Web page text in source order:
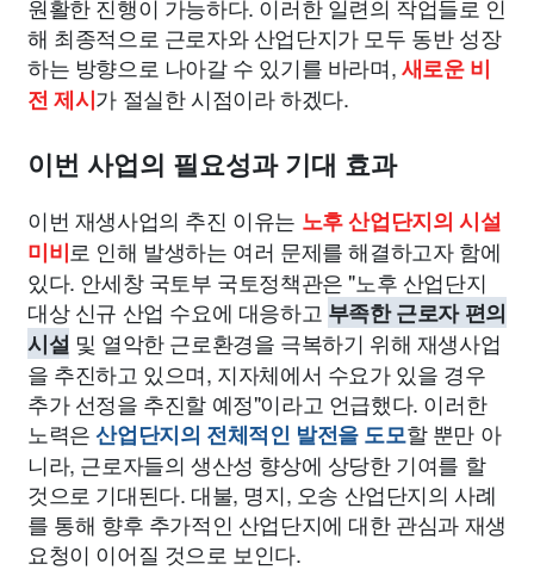
원활한 진행이 가능하다. 이러한 일련의 작업들로 인
해 최종적으로 근로자와 산업단지가 모두 동반 성장
하는 방향으로 나아갈 수 있기를 바라며,새로운 비
전 제시가 절실한 시점이라 하겠다.
이번 사업의 필요성과 기대 효과
이번 재생사업의 추진 이유는 노후 산업단지의 시설
미비로 인해 발생하는 여러 문제를 해결하고자 함에
있다. 안세창 국토부 국토정책관은 "노후 산업단지
대상 신규 산업 수요에 대응하고 부족한 근로자 편의
시설 및 열악한 근로환경을 극복하기 위해 재생사업
을 추진하고 있으며, 지자체에서 수요가 있을 경우
추가 선정을 추진할 예정"이라고 언급했다. 이러한
노력은산업단지의 전체적인 발전을 도모할 뿐만 아
니라, 근로자들의 생산성 향상에 상당한 기여를 할
것으로 기대된다. 대불, 명지, 오송 산업단지의 사례
를 통해 향후 추가적인 산업단지에 대한 관심과 재생
요청이 이어질 것으로 보인다.